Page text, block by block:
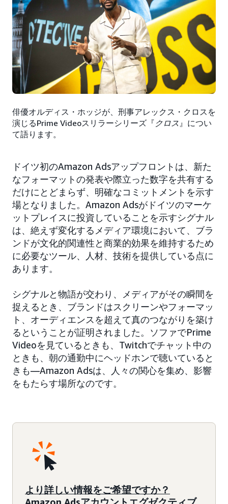
俳優オルディス・ホッジが、刑事アレックス・クロスを
演じるPrime Videoスリラーシリーズ『 クロス』につい
て語ります。
ドイツ初のAmazon Adsアップフロントは、新た
なフォーマットの発表や際立った数字を共有する
だけにとどまらず、明確なコミットメントを示す
場となりました。Amazon Adsがドイツのマーケ
ットプレイスに投資していることを示すシグナル
は、絶えず変化するメディア環境において、ブラ
ンドが文化的関連性と商業的効果を維持するため
に必要なツール、人材、技術を提供している点に
あります。
シグナルと物語が交わり、メディアがその瞬間を
捉えるとき、ブランドはスクリーンやフォーマッ
ト、オーディエンスを超えて真のつながりを築け
るということが証明されました。ソファでPrime
Videoを見ているときも、Twitchでチャット中の
ときも、朝の通勤中にヘッドホンで聴いていると
きも—Amazon Adsは、人々の関心を集め、影響
をもたらす場所なのです。
より詳しい情報をご希望ですか？